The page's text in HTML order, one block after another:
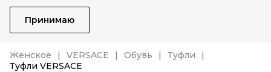
Принимаю
Женское VERSACE Обувь
Туфли
Туфли VERSACE